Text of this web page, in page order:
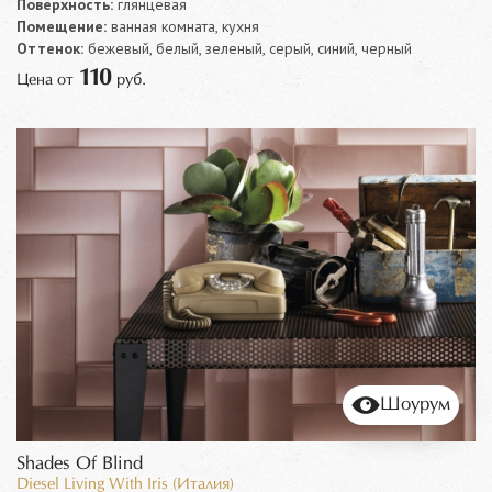
Поверхность: глянцевая
Помещение: ванная комната, кухня
Оттенок: бежевый, белый, зеленый, серый, синий, черный
Цена от 110 руб.
Шоурум
Shades Of Blind
Diesel Living With Iris (Италия)